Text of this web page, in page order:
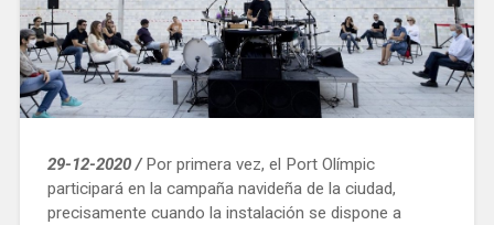
29-12-2020 /Por primera vez, el Port Olímpic
participará en la campaña navideña de la ciudad,
precisamente cuando la instalación se dispone a